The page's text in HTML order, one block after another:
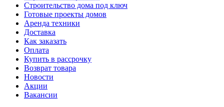
Строительство дома под ключ
Готовые проекты домов
Аренда техники
Доставка
Как заказать
Оплата
Купить в рассрочку
Возврат товара
Новости
Акции
Вакансии